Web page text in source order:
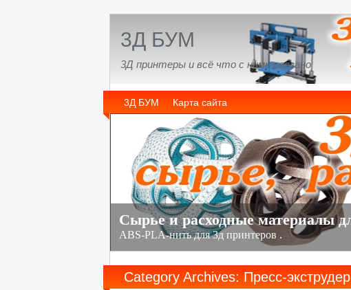
3Д БУМ
3Д принтеры и всё что с ними связано
3Д БУМ Карта сайта
Category Archives: Пресс-экструдер